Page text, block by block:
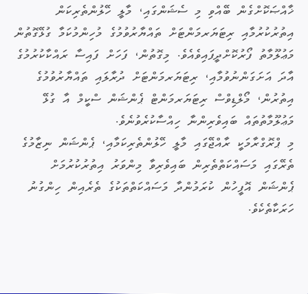
ޚާއްޞަކޮށްގެން ބޭއްވި މި ސެޝަންގައި، މާލީ ހޭލުންތެރިކަން
އިތުރުކުރުމާއި ރިޓަޔަރމަންޓަށް ތައްޔާރުވުމުގެ މުހިންމުކަމާ ގުޅޭގޮތުން
މަޢުލޫމާތު ފޯރުކޮށްދީފައިވެއެވެ. މިގޮތުން، ފަހަށް ފައިސާ ރައްކާކުރުމުގެ
އާދަ އަށަގަންނުވުމާއި، ރިޓަޔަރމަންޓަށް ދުރާލައި ތައްޔާރުވުމުގެ
އިތުރުން، މޯލްޑިވްސް ރިޓަޔަރމަންޓް ޕެންޝަން ސްކީމް އާ ގުޅޭ
މަޢުލޫމާތުތައް ބައިވެރިންނާ ހިއްސާކުރެވުނެވެ.
މި ޕްރޮގްރާމަކީ ރާއްޖޭގައި މާލީ ހޭލުންތެރިކަމާއި، ޕެންޝަން ނިޒާމުގެ
ތެރޭގައި މަސައްކަތްތެރިން ބައިވެރިވާ މިންވަރު އިތުރުކުރުމަށް
ޕެންޝަން އޮފީހުން ކުރަމުންދާ މަސައްކަތްތަކުގެ ތެރެއިން ހިންގުނު
ހަރަކާތެކެވެ.